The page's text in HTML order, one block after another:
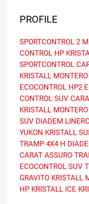
PROFILE
SPORTCONTROL 2
CONTROL HP
SPORTCONTROL
KRISTALL
ECOCONTROL HP2
CONTROL SUV
KRISTALL MONTERO
SUV DIADEM
YUKON KRISTALL
TRAMP 4X4 H
CARAT ASSURO
ECOCONTROL SUV
GRAVITO KRISTALL
HP KRISTALL ICE